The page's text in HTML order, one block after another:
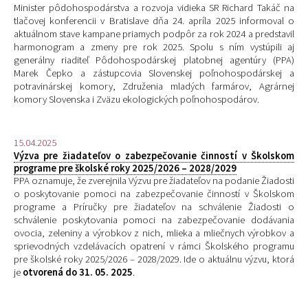
Minister pôdohospodárstva a rozvoja vidieka SR Richard Takáč na
tlačovej konferencii v Bratislave dňa 24. apríla 2025 informoval o
aktuálnom stave kampane priamych podpôr za rok 2024 a predstavil
harmonogram a zmeny pre rok 2025. Spolu s ním vystúpili aj
generálny riaditeľ Pôdohospodárskej platobnej agentúry (PPA)
Marek Čepko a zástupcovia Slovenskej poľnohospodárskej a
potravinárskej komory, Združenia mladých farmárov, Agrárnej
komory Slovenska i Zväzu ekologických poľnohospodárov.
15.04.2025
Výzva pre žiadateľov o zabezpečovanie činností v Školskom
programe pre školské roky 2025/2026 – 2028/2029
PPA oznamuje, že zverejnila Výzvu pre žiadateľov na podanie Žiadosti
o poskytovanie pomoci na zabezpečovanie činností v Školskom
programe a Príručky pre žiadateľov na schválenie Žiadosti o
schválenie poskytovania pomoci na zabezpečovanie dodávania
ovocia, zeleniny a výrobkov z nich, mlieka a mliečnych výrobkov a
sprievodných vzdelávacích opatrení v rámci Školského programu
pre školské roky 2025/2026 – 2028/2029. Ide o aktuálnu výzvu, ktorá
je otvorená do 31. 05. 2025.